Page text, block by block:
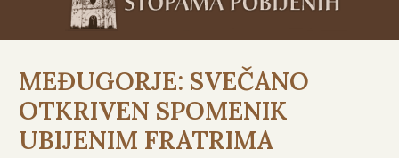
MEĐUGORJE: SVEČANO
OTKRIVEN SPOMENIK
UBIJENIM FRATRIMA